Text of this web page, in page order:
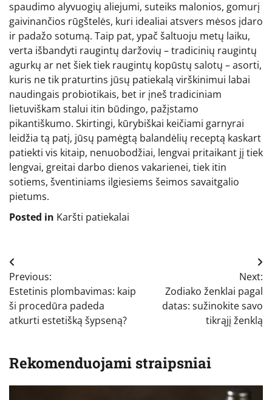
spaudimo alyvuogių aliejumi, suteiks malonios, gomurį
gaivinančios rūgštelės, kuri idealiai atsvers mėsos įdaro
ir padažo sotumą. Taip pat, ypač šaltuoju metų laiku,
verta išbandyti raugintų daržovių – tradicinių raugintų
agurkų ar net šiek tiek raugintų kopūstų salotų – asorti,
kuris ne tik praturtins jūsų patiekalą virškinimui labai
naudingais probiotikais, bet ir įneš tradiciniam
lietuviškam stalui itin būdingo, pažįstamo
pikantiškumo. Skirtingi, kūrybiškai keičiami garnyrai
leidžia tą patį, jūsų pamėgtą balandėlių receptą kaskart
patiekti vis kitaip, nenuobodžiai, lengvai pritaikant jį tiek
lengvai, greitai darbo dienos vakarienei, tiek itin
sotiems, šventiniams ilgiesiems šeimos savaitgalio
pietums.
Posted in Karšti patiekalai
Navigacija
tarp
įrašų
Previous:
Estetinis plombavimas: kaip
ši procedūra padeda
atkurti estetišką šypseną?
Next:
Zodiako ženklai pagal
datas: sužinokite savo
tikrąjį ženklą
Rekomenduojami straipsniai